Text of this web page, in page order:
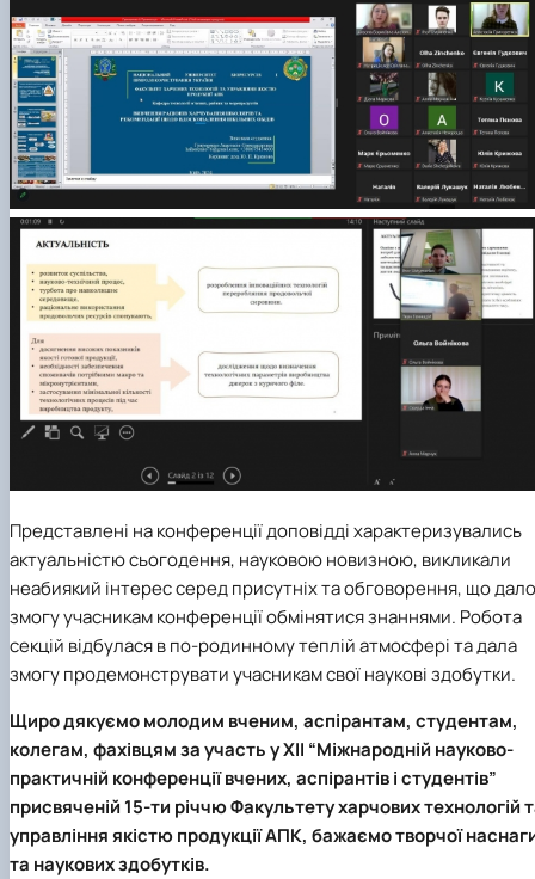
Представлені на конференції доповідді характеризувались
актуальністю сьогодення, науковою новизною, викликали
неабиякий інтерес серед присутніх та обговорення, що дало
змогу учасникам конференції обмінятися знаннями. Робота
секцій відбулася в по-родинному теплій атмосфері та дала
змогу продемонструвати учасникам свої наукові здобутки.
Щиро дякуємо молодим вченим, аспірантам, студентам,
колегам, фахівцям за участь у ХІІ “Міжнародній науково-
практичній конференції вчених, аспірантів і студентів”
присвяченій 15-ти річчю Факультету харчових технологій
управління якістю продукції АПК, бажаємо творчої
та наукових здобутків.